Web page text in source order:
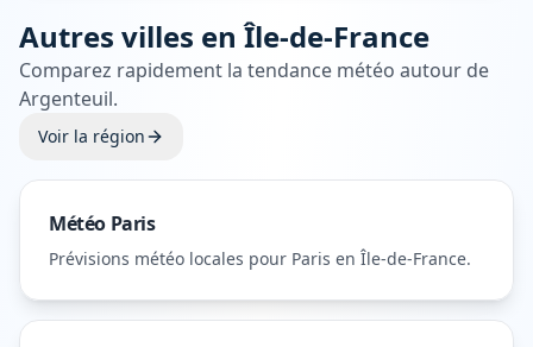
Autres villes enÎle-de-France
Comparez rapidement la tendance météo autour de
Argenteuil.
Voir la région
Météo Paris
Prévisions météo locales pour Paris en Île-de-France.